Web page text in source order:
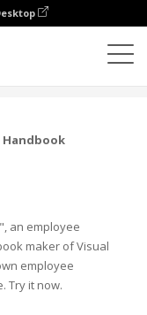
Handbook
an employee
maker of Visual
employee
Try it now.